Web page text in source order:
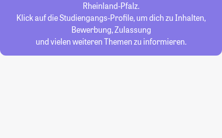
Rheinland-Pfalz.
Klick auf die Studiengangs-Profile, um dich zu Inhalten,
Bewerbung, Zulassung
und vielen weiteren Themen zu informieren.